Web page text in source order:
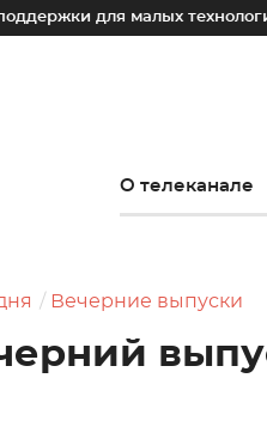
для малых технологических
О телеканале
Вечерние выпуски